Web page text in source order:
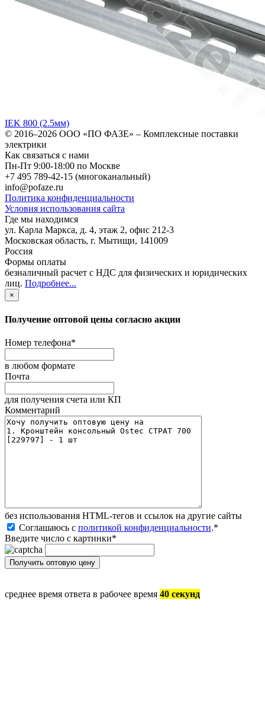
IEK 800 (2.5мм)
© 2016–2026 ООО «ПО ФАЗЕ» – Комплексные поставки
электрики
Как связаться с нами
Пн-Пт 9:00-18:00 по Москве
+7 495 789-42-15 (многоканальный)
info@pofaze.ru
Политика конфиденциальности
Условия использования сайта
Где мы находимся
ул. Карла Маркса, д. 4, этаж 2, офис 212-3
Московская область, г. Мытищи, 141009
Россия
Формы оплаты
безналичный расчет с НДС для физических и юридических
лиц. Подробнее...
×
Получение оптовой цены согласно акции
Номер телефона*
в любом формате
Почта
для получения счета или КП
Комментарий
без иcпользования HTML-тегов и ссылок на другие сайты
Соглашаюсь с политикой конфиденциальности.*
Введите число с картинки*
среднее время ответа в рабочее время 40 секунд